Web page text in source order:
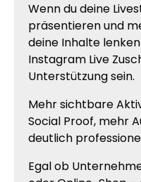
Wenn du deine
präsentieren und
deine Inhalte
Instagram Live
Unterstützung sein.
Mehr sichtbare
Social Proof, mehr
deutlich
Egal ob